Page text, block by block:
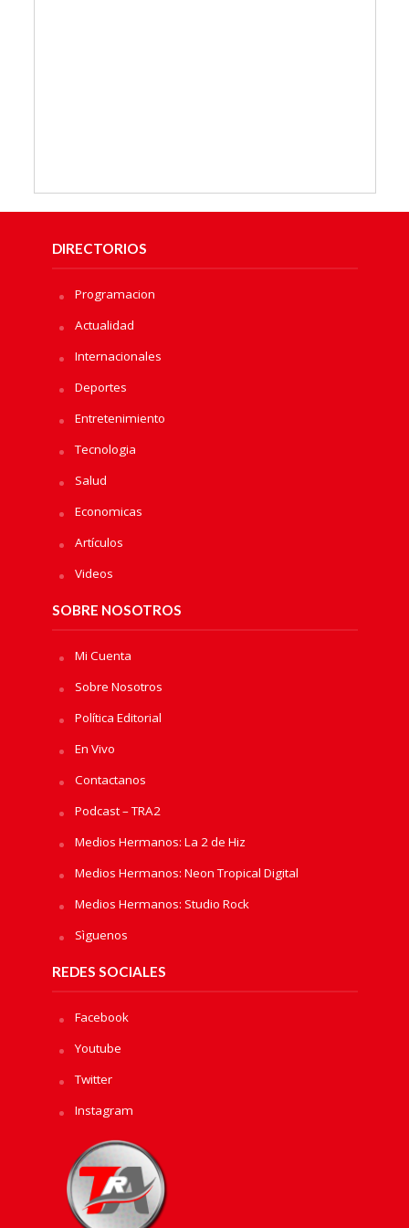
DIRECTORIOS
Programacion
Actualidad
Internacionales
Deportes
Entretenimiento
Tecnologia
Salud
Economicas
Artículos
Videos
SOBRE NOSOTROS
Mi Cuenta
Sobre Nosotros
Política Editorial
En Vivo
Contactanos
Podcast – TRA2
Medios Hermanos: La 2 de Hiz
Medios Hermanos: Neon Tropical Digital
Medios Hermanos: Studio Rock
Sìguenos
REDES SOCIALES
Facebook
Youtube
Twitter
Instagram